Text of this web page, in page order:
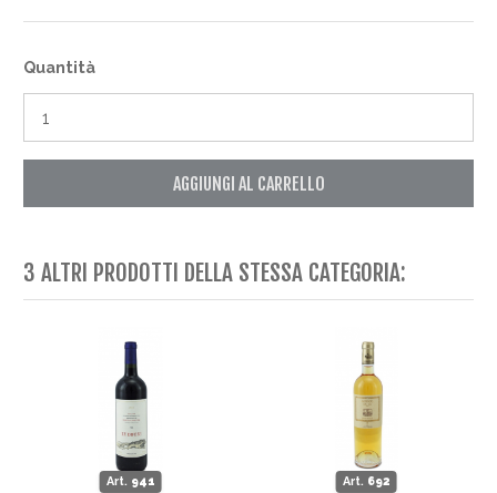
Quantità
AGGIUNGI AL CARRELLO
3 ALTRI PRODOTTI DELLA STESSA CATEGORIA:
Art. 941 Art. 692